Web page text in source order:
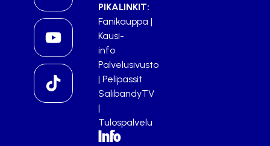
PIKALINKIT:
Fanikauppa |
Kausi-
info
Palvelusivusto
| Pelipassit
SalibandyTV
|
Tulospalvelu
Info